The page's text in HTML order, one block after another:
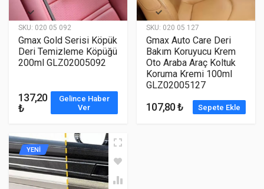
SKU: 020 05 092
Gmax Gold Serisi Köpük
Deri Temizleme Köpüğü
200ml GLZ02005092
137,20
₺
Gelince Haber
Ver
SKU: 020 05 127
Gmax Auto Care Deri
Bakım Koruyucu Krem
Oto Araba Araç Koltuk
Koruma Kremi 100ml
GLZ02005127
107,80 ₺ Sepete Ekle
YENİ